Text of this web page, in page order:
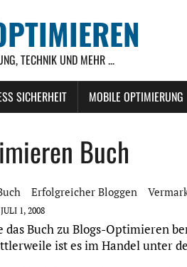
TECHNIK UND MEHR ...
SICHERHEIT MOBILE OPTIMIERUNG
Buch
Erfolgreicher Bloggen
JULI 1, 2008
Buch zu Blogs-Optimieren
ist es im Handel unter